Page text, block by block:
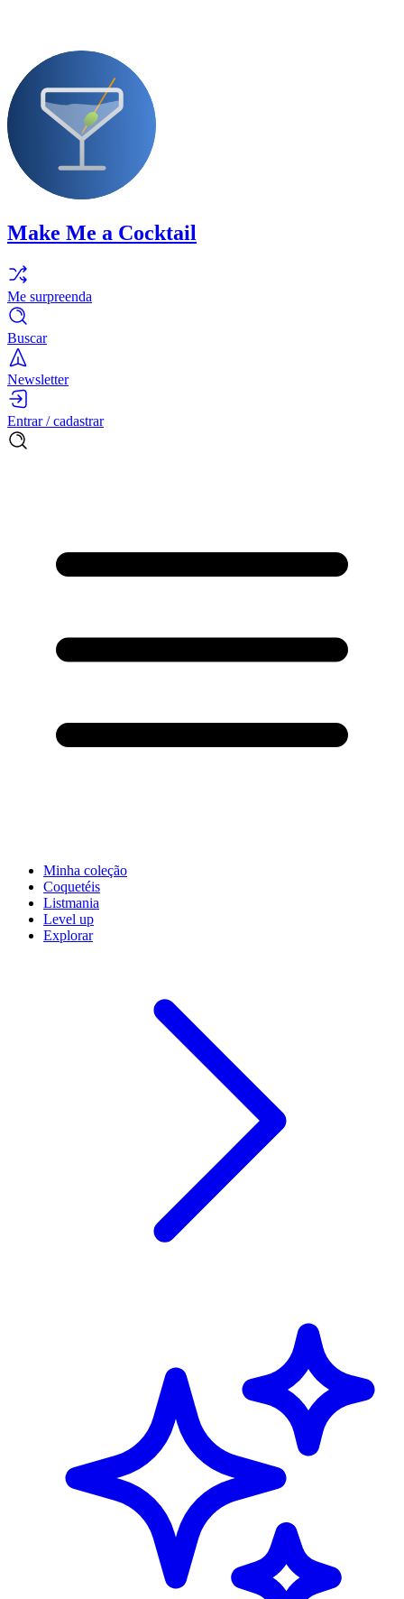
Make Me a Cocktail
Me surpreenda
Buscar
Newsletter
Entrar / cadastrar
Minha coleção
Coquetéis
Listmania
Level up
Explorar